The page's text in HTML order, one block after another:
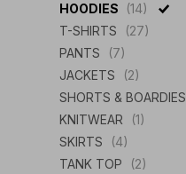
HOODIES
(14)
T-SHIRTS
(27)
PANTS
(7)
JACKETS
(2)
SHORTS & BOARDIES
KNITWEAR
(1)
SKIRTS
(4)
TANK TOP
(2)